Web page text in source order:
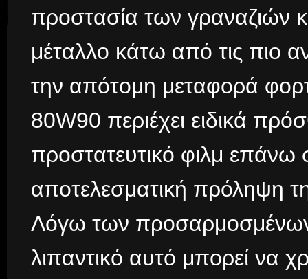
προστασία των γραναζιών
μέταλλο κάτω από τις πιο
την απότομη μεταφορά
80W90 περιέχει ειδικά
προστατευτικό φιλμ επάνω
αποτελεσματική πρόληψη
Λόγω των προσαρμοσμένων
λιπαντικό αυτό μπορεί να